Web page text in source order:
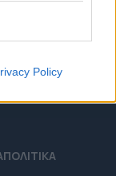
Policy
17671,